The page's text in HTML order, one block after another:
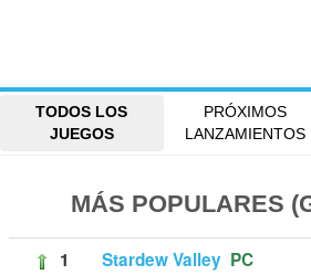
TODOS LOS
JUEGOS
PRÓXIMOS
LANZAMIENTOS
MÁS POPULARES
1 Stardew Valley PC